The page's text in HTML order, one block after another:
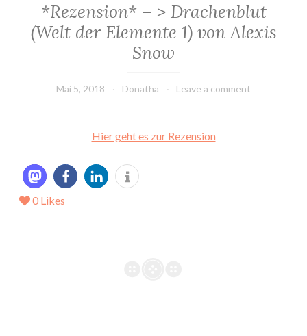
*Rezension* – > Drachenblut
(Welt der Elemente 1) von Alexis
Snow
Mai 5, 2018 Donatha Leave a comment
Hier geht es zur Rezension
0 Likes